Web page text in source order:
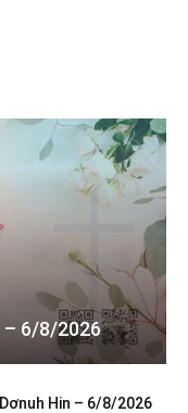
– 6/8/2026
Hin – 6/8/2026